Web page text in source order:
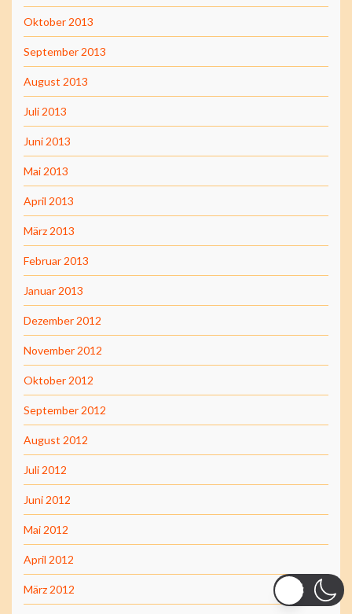
Oktober 2013
September 2013
August 2013
Juli 2013
Juni 2013
Mai 2013
April 2013
März 2013
Februar 2013
Januar 2013
Dezember 2012
November 2012
Oktober 2012
September 2012
August 2012
Juli 2012
Juni 2012
Mai 2012
April 2012
März 2012